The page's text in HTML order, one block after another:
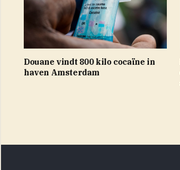
Douane vindt 800 kilo cocaïne in
haven Amsterdam